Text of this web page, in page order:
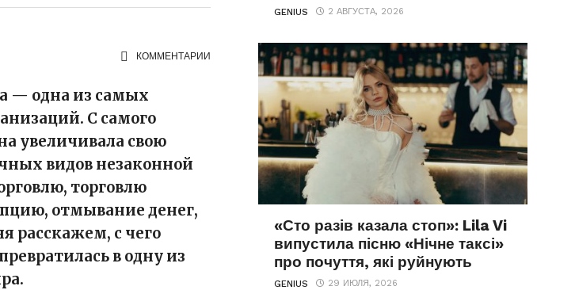
КОММЕНТАРИИ
— одна из самых
С самого
увеличивала свою
видов незаконной
торговлю
отмывание денег,
расскажем, с чего
в одну из
GENIUS 2 АВГУСТА, 2026
«Сто разів казала стоп»: Lila Vi
випустила пісню «Нічне таксі»
про почуття, які руйнують
GENIUS 29 ИЮЛЯ, 2026